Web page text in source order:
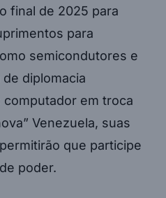
final de 2025 para
para
semicondutores e
de diplomacia
em troca
Venezuela, suas
que participe
poder.